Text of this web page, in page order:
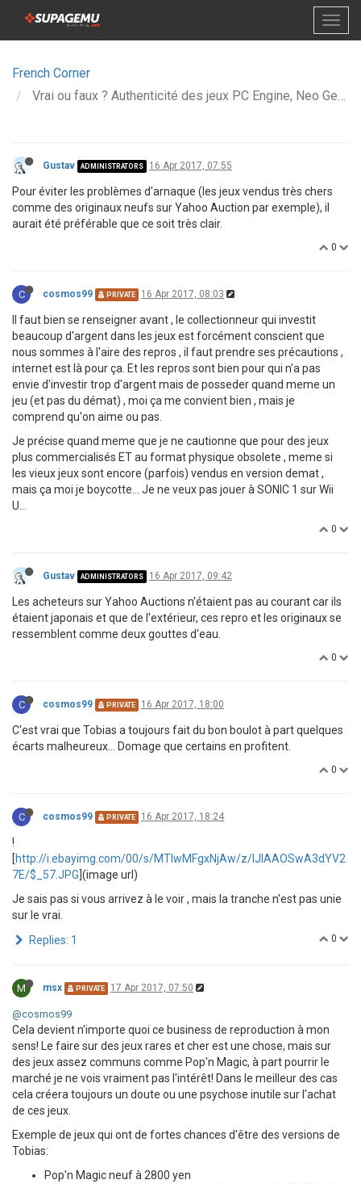
French Corner
Vrai ou faux ? Authenticité des jeux PC Engine, Neo Geo, MD, SFC, etc.
Gustav ADMINISTRATORS 16 Apr 2017, 07:55
Pour éviter les problèmes d'arnaque (les jeux vendus très chers
comme des originaux neufs sur Yahoo Auction par exemple), il
aurait été préférable que ce soit très clair.
0
C cosmos99 PRIVATE 16 Apr 2017, 08:03
Il faut bien se renseigner avant , le collectionneur qui investit
beaucoup d'argent dans les jeux est forcément conscient que
nous sommes à l'aire des repros , il faut prendre ses précautions ,
internet est là pour ça. Et les repros sont bien pour qui n'a pas
envie d'investir trop d'argent mais de posseder quand meme un
jeu (et pas du démat) , moi ça me convient bien , mais je
comprend qu'on aime ou pas.
Je précise quand meme que je ne cautionne que pour des jeux
plus commercialisés ET au format physique obsolete , meme si
les vieux jeux sont encore (parfois) vendus en version demat ,
mais ça moi je boycotte... Je ne veux pas jouer à SONIC 1 sur Wii
U...
0
Gustav ADMINISTRATORS 16 Apr 2017, 09:42
Les acheteurs sur Yahoo Auctions n'étaient pas au courant car ils
étaient japonais et que de l'extérieur, ces repro et les originaux se
ressemblent comme deux gouttes d'eau.
0
C cosmos99 PRIVATE 16 Apr 2017, 18:00
C'est vrai que Tobias a toujours fait du bon boulot à part quelques
écarts malheureux... Domage que certains en profitent.
0
C cosmos99 PRIVATE 16 Apr 2017, 18:24
!
[http://i.ebayimg.com/00/s/MTIwMFgxNjAw/z/lJIAAOSwA3dYV2
7E/$_57.JPG ](image url)
Je sais pas si vous arrivez à le voir , mais la tranche n'est pas unie
sur le vrai.
0
Replies: 1
M msx PRIVATE 17 Apr 2017, 07:50
@cosmos99
Cela devient n'importe quoi ce business de reproduction à mon
sens! Le faire sur des jeux rares et cher est une chose, mais sur
des jeux assez communs comme Pop'n Magic, à part pourrir le
marché je ne vois vraiment pas l'intérêt! Dans le meilleur des cas
cela créera toujours un doute ou une psychose inutile sur l'achat
de ces jeux.
Exemple de jeux qui ont de fortes chances d'être des versions de
Tobias:
Pop'n Magic neuf à 2800 yen